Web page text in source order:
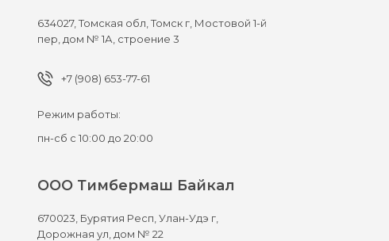
634027,Томская обл, Томск г, Мостовой 1-й
пер, дом № 1А, строение 3
+7 (908) 653-77-61
Режим работы:
пн-сб с 10:00 до 20:00
ООО Тимбермаш Байкал
670023, Бурятия Респ, Улан-Удэ г,
Дорожная ул, дом № 22